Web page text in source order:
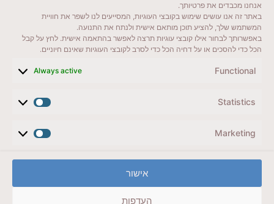
אנחנו מכבדים את פרטיותך.
באתר זה אנו עושים שימוש בקובצי העוגיות, המסייעים לנו לשפר את חוויית
המשתמש שלך, להציע תוכן מותאם אישית ולנתח את התנועה.
באפשרותך לבחור אילו קובצי עוגיות תרצה לאפשר בהתאמה אישית. לחץ על קבל
הכל כדי להסכים או על דחיה הכל כדי לסרב לקובצי העוגיות שאינם חיוניים.
Functional
Always active
Statistics
Marketing
אישור
העדפות
ייעדים מומלצים
מדריכים ועזרים
לשליחת הודעת וואטסאפ
veyatsati.laolam@gmail.com
מדיניות פרטיות // תנאי שימוש באתר